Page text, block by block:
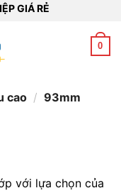
GIÁ RẺ
0
cao / 93mm
với lựa chọn của